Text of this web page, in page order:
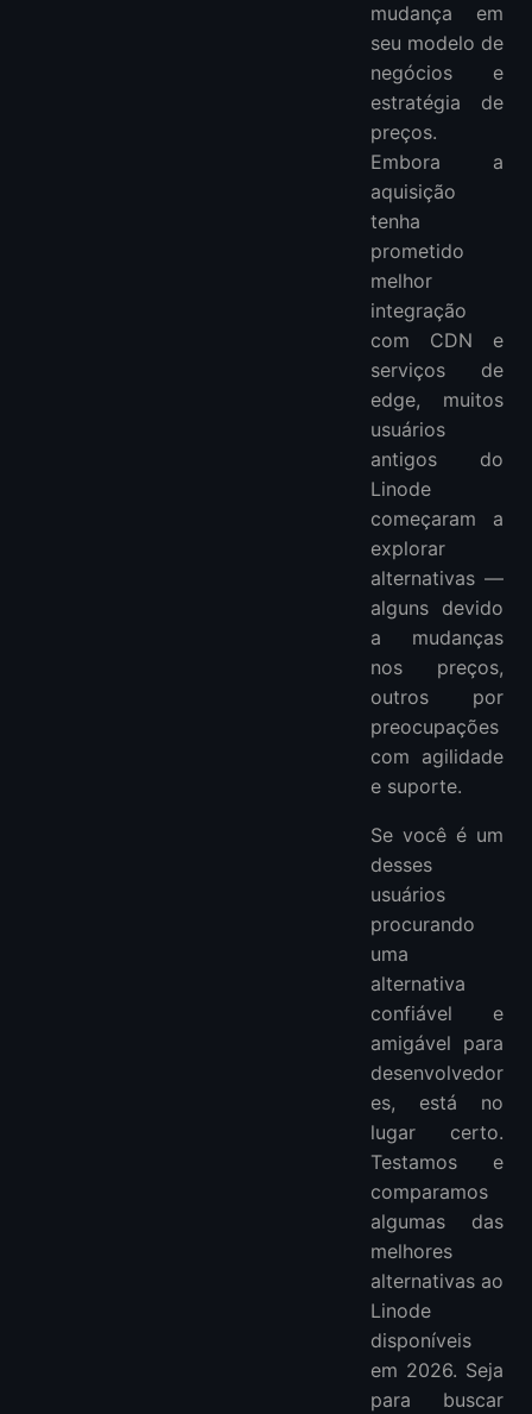
6. UpCloud
7. OVHcloud
8. Contabo
9. Oracle Cloud Free Tier
10. Cloudways
4. O Linode é gratuito para sempre?
mudança em
seu modelo de
negócios e
estratégia de
preços.
Embora a
aquisição
tenha
prometido
melhor
integração
com CDN e
serviços de
edge, muitos
usuários
antigos do
Linode
começaram a
explorar
alternativas —
alguns devido
a mudanças
nos preços,
outros por
preocupações
com agilidade
e suporte.
Se você é um
desses
usuários
procurando
uma
alternativa
confiável e
amigável para
desenvolvedor
es, está no
lugar certo.
Testamos e
comparamos
algumas das
melhores
alternativas ao
Linode
disponíveis
em 2026. Seja
para buscar